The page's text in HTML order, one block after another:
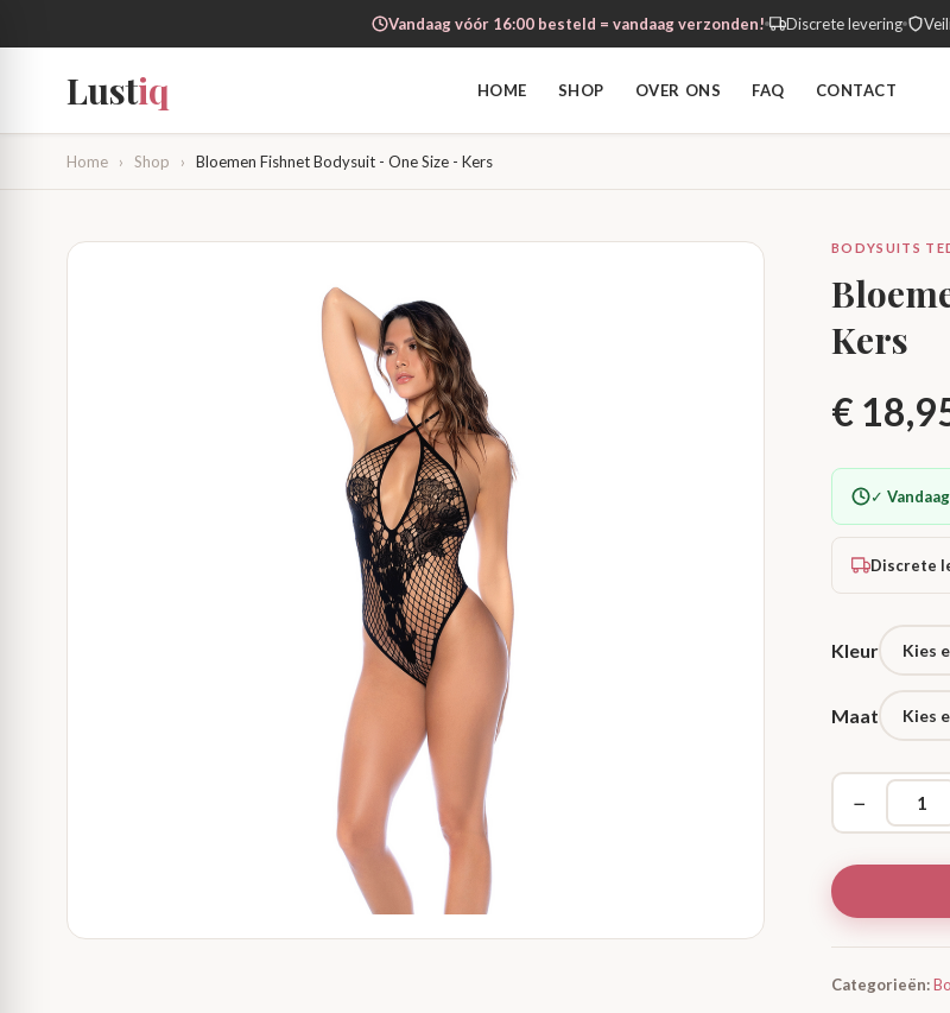
Vandaag vóór 16:00 besteld = vandaag verzonden! Discrete levering
Lustiq HOME SHOP OVER ONS FAQ CONTACT
Home › Shop › Bloemen Fishnet Bodysuit - One Size - Kers
BODYSUITS
Kers
€
✓
Discrete
Kleur
Maat
−
Categorieën: